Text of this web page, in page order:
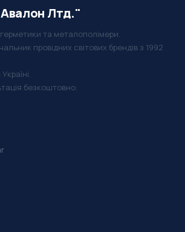
Лтд."
та металополімери.
провідних світових брендів з 1992
безкоштовно.